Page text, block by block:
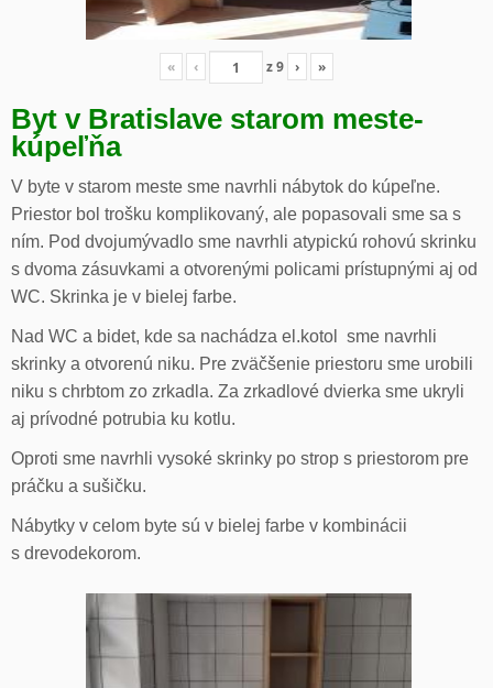
« ‹ z9 › »
Byt v Bratislave starom meste-
kúpeľňa
V byte v starom meste sme navrhli nábytok do kúpeľne.
Priestor bol trošku komplikovaný, ale popasovali sme sa s
ním. Pod dvojumývadlo sme navrhli atypickú rohovú skrinku
s dvoma zásuvkami a otvorenými policami prístupnými aj od
WC. Skrinka je v bielej farbe.
Nad WC a bidet, kde sa nachádza el.kotol sme navrhli
skrinky a otvorenú niku. Pre zväčšenie priestoru sme urobili
niku s chrbtom zo zrkadla. Za zrkadlové dvierka sme ukryli
aj prívodné potrubia ku kotlu.
Oproti sme navrhli vysoké skrinky po strop s priestorom pre
práčku a sušičku.
Nábytky v celom byte sú v bielej farbe v kombinácii
s drevodekorom.